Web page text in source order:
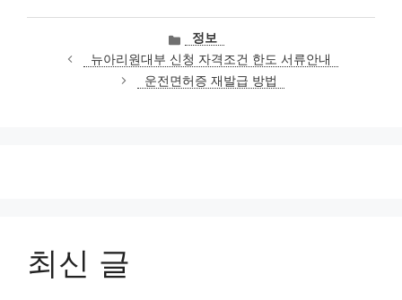
카
테
고
리
정보
뉴아리원대부 신청 자격조건 한도 서류안내
운전면허증 재발급 방법
최신 글